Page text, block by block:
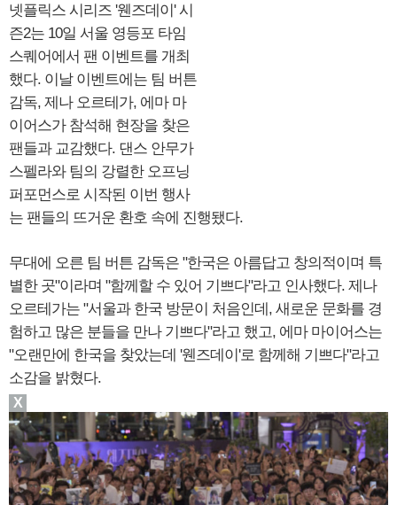
넷플릭스 시리즈 '웬즈데이' 시
즌2는 10일 서울 영등포 타임
스퀘어에서 팬 이벤트를 개최
했다. 이날 이벤트에는 팀 버튼
감독, 제나 오르테가, 에마 마
이어스가 참석해 현장을 찾은
팬들과 교감했다. 댄스 안무가
스펠라와 팀의 강렬한 오프닝
퍼포먼스로 시작된 이번 행사
는 팬들의 뜨거운 환호 속에 진행됐다.
무대에 오른 팀 버튼 감독은 "한국은 아름답고 창의적이며 특
별한 곳"이라며 "함께할 수 있어 기쁘다"라고 인사했다. 제나
오르테가는 "서울과 한국 방문이 처음인데, 새로운 문화를 경
험하고 많은 분들을 만나 기쁘다"라고 했고, 에마 마이어스는
"오랜만에 한국을 찾았는데 '웬즈데이'로 함께해 기쁘다"라고
소감을 밝혔다.
X